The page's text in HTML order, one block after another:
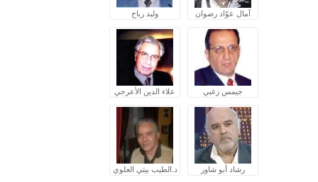
آمال عوّاد رضوان وليد رباح
جيمس زغبي علاء الدين الأعرجي
رشاد أبو شاور د.الطيب بيتي العلوي